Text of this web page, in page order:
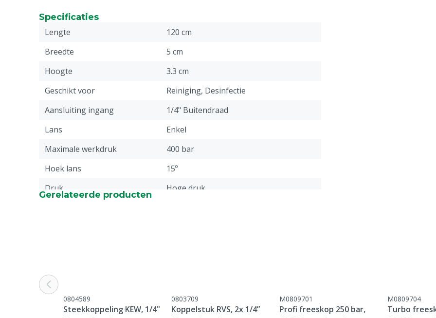
Specificaties
Lengte
120 cm
Breedte
5 cm
Hoogte
3.3 cm
Geschikt voor
Reiniging, Desinfectie
Aansluiting ingang
1/4" Buitendraad
Lans
Enkel
Maximale werkdruk
400 bar
Hoek lans
15º
Druk
Hoge druk
-> Klachten & Retour" onderaan deze
webpagina.
Gerelateerde producten
0804589
Steekkoppeling KEW, 1/4"
0803709
Koppelstuk RVS, 2x 1/4”
M0809701
Profi freeskop 250 bar,
M0809704
Turbo